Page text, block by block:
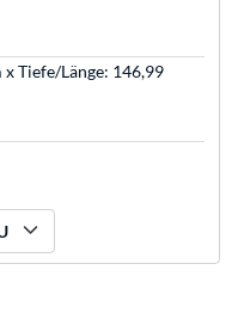
Tiefe/Länge: 146,99